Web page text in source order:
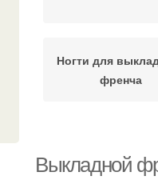
Ногти для
френча
условиях
Выкладной